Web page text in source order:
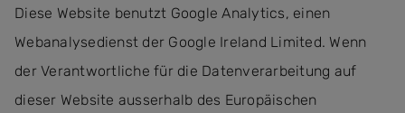
Diese Website benutzt Google Analytics, einen
Webanalysedienst der Google Ireland Limited. Wenn
der Verantwortliche für die Datenverarbeitung auf
dieser Website ausserhalb des Europäischen